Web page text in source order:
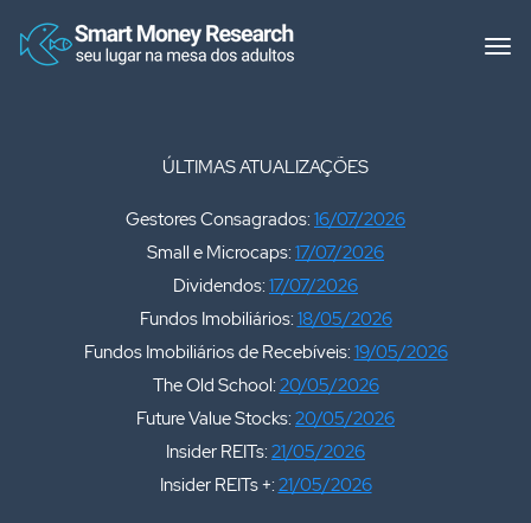
ÚLTIMAS ATUALIZAÇÕES
Gestores Consagrados: 16/07/2026
Small e Microcaps: 17/07/2026
Dividendos: 17/07/2026
Fundos Imobiliários: 18/05/2026
Fundos Imobiliários de Recebíveis: 19/05/2026
The Old School: 20/05/2026
Future Value Stocks: 20/05/2026
Insider REITs: 21/05/2026
Insider REITs +: 21/05/2026